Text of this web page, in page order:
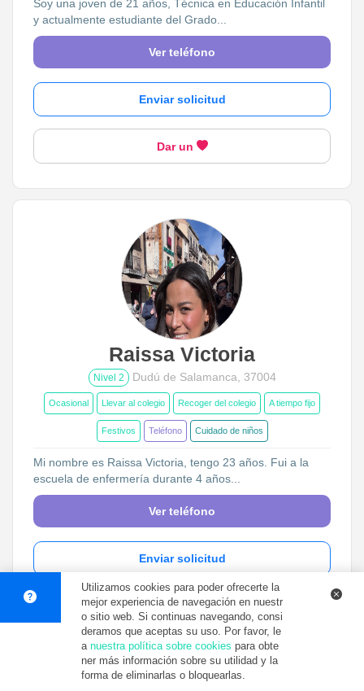
Soy una joven de 21 años, Técnica en Educación Infantil
y actualmente estudiante del Grado...
Ver teléfono
Enviar solicitud
Dar un
Raissa Victoria
Nivel 2 Dudú de Salamanca, 37004
Ocasional Llevar al colegio Recoger del colegio A tiempo fijo
Festivos Teléfono Cuidado de niños
Mi nombre es Raissa Victoria, tengo 23 años. Fui a la
escuela de enfermería durante 4 años...
Ver teléfono
Enviar solicitud
Dar un
Utilizamos cookies para poder ofrecerte la
mejor experiencia de navegación en nuestr
o sitio web. Si continuas navegando, consi
deramos que aceptas su uso. Por favor, le
a nuestra política sobre cookies para obte
ner más información sobre su utilidad y la
forma de eliminarlas o bloquearlas.